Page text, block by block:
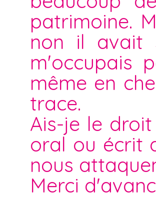
patrimoine.
non il avait
m'occupais
même en
trace.
Ais-je le
oral ou écrit
nous
Merci